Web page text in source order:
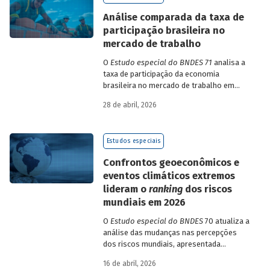
Análise comparada da taxa de
participação brasileira no
mercado de trabalho
O Estudo especial do BNDES 71 analisa a
taxa de participação da economia
brasileira no mercado de trabalho em
países de diferentes continentes e
28 de abril, 2026
Estudos especiais
Confrontos geoeconômicos e
eventos climáticos extremos
lideram o ranking dos riscos
mundiais em 2026
O Estudo especial do BNDES70 atualiza a
análise das mudanças nas percepções
dos riscos mundiais, apresentada
dos relatórios Global Risks Report (GRR)
16 de abril, 2026